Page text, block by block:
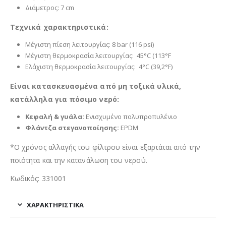
Διάμετρος: 7 cm
Τεχνικά χαρακτηριστικά:
Μέγιστη πίεση λειτουργίας: 8 bar (116 psi)
Μέγιστη θερμοκρασία λειτουργίας: 45°C (113°F
Ελάχιστη θερμοκρασία λειτουργίας: 4°C (39,2°F)
Είναι κατασκευασμένα από μη τοξικά υλικά,
κατάλληλα για πόσιμο νερό:
Κεφαλή & γυάλα: Ενισχυμένο πολυπροπυλένιο
Φλάντζα στεγανοποίησης: EPDM
*Ο χρόνος αλλαγής του φίλτρου είναι εξαρτάται από την
ποιότητα και την κατανάλωση του νερού.
Κωδικός: 331001
ΧΑΡΑΚΤΗΡΙΣΤΙΚΑ